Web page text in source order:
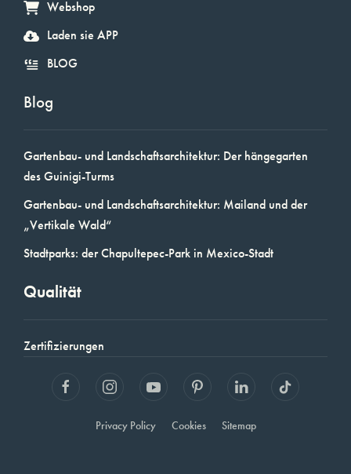
Webshop
Laden sie APP
BLOG
Blog
Gartenbau- und Landschaftsarchitektur: Der hängegarten
des Guinigi-Turms
Gartenbau- und Landschaftsarchitektur: Mailand und der
„Vertikale Wald“
Stadtparks: der Chapultepec-Park in Mexico-Stadt
Qualität
Zertifizierungen
Privacy Policy Cookies Sitemap